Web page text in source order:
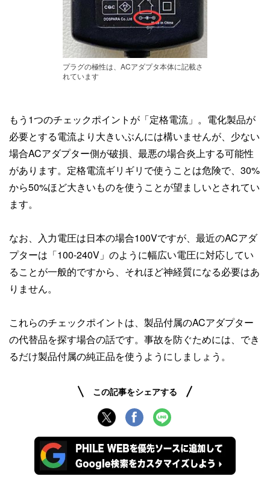
プラグの極性は、ACアダプタ本体に記載さ
れています
もう1つのチェックポイントが「定格電流」。電化製品が
必要とする電流より大きいぶんには構いませんが、少ない
場合ACアダプター側が破損、最悪の場合炎上する可能性
があります。定格電流ギリギリで使うことは危険で、30%
から50%ほど大きいものを使うことが望ましいとされてい
ます。
なお、入力電圧は日本の場合100Vですが、最近のACアダ
プターは「100-240V」のように幅広い電圧に対応してい
ることが一般的ですから、それほど神経質になる必要はあ
りません。
これらのチェックポイントは、製品付属のACアダプター
の代替品を探す場合の話です。事故を防ぐためには、でき
るだけ製品付属の純正品を使うようにしましょう。
この記事をシェアする